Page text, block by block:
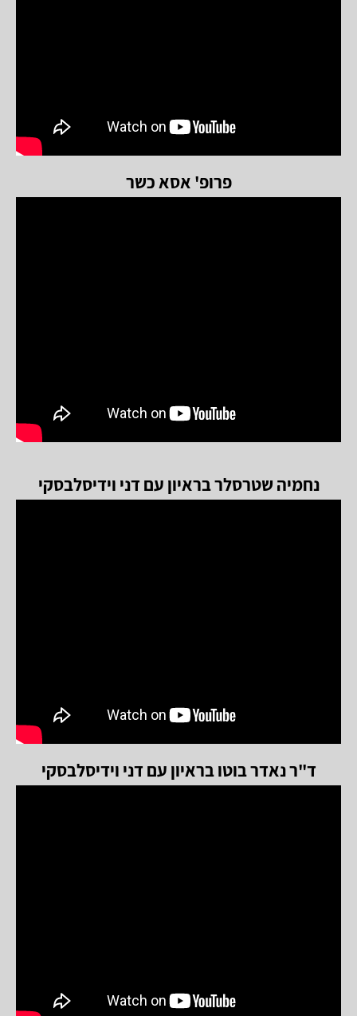
פרופ' אסא כשר
נחמיה שטרסלר בראיון עם דני וידיסלבסקי
ד"ר נאדר בוטו בראיון עם דני וידיסלבסקי